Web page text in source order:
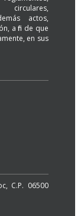
actos,
a fin de que
en sus
C.P. 06500